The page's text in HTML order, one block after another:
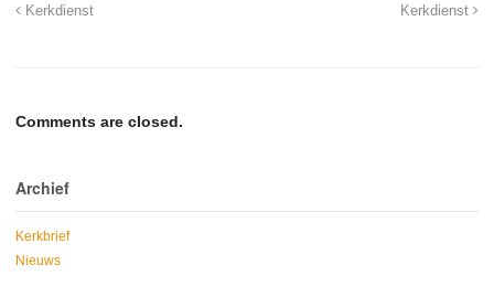
Kerkdienst Kerkdienst
Comments are closed.
Archief
Kerkbrief
Nieuws